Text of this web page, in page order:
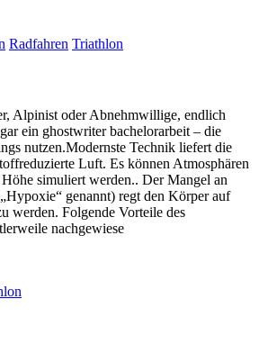
Radfahren Triathlon
Alpinist oder Abnehmwillige, endlich
ein ghostwriter bachelorarbeit – die
nutzen.Modernste Technik liefert die
Luft. Es können Atmosphären
simuliert werden.. Der Mangel an
genannt) regt den Körper auf
werden. Folgende Vorteile des
nachgewiese